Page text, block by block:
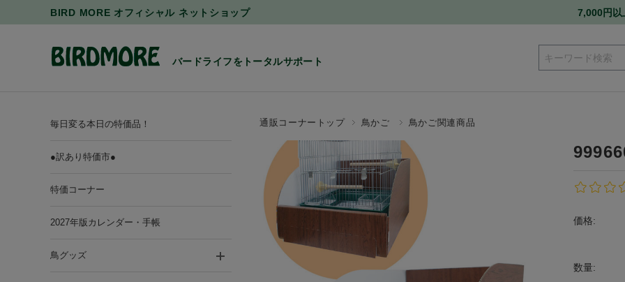
BIRD MORE オフィシャル ネットショップ 7,000円
バードライフをトータルサポート
通販コーナートップ 鳥かご 鳥かご関連商品
価格:
数量:
毎日変る本日の特価品！
●訳あり特価市●
特価コーナー
2027年版カレンダー・手帳
鳥グッズ